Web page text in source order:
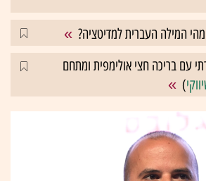
המילה העברית למדיטציה?
עם בריכה חצי אולימפית ומתחם
)